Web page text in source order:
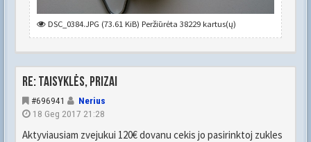
DSC_0384.JPG (73.61 KiB) Peržiūrėta 38229 kartus(ų)
Re: Taisyklės, prizai
#696941
Nerius
18 Geg 2017 21:28
Aktyviausiam zvejukui 120€ dovanu cekis jo pasirinktoj zukles